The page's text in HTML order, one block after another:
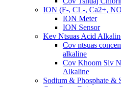
ION (F-, CL-, Ca2+,
ION Meter
ION Sensor
Kev Ntsuas Acid
Cov ntsuas
alkaline
Cov Khoom Siv
Alkaline
Sodium & Phosphate &